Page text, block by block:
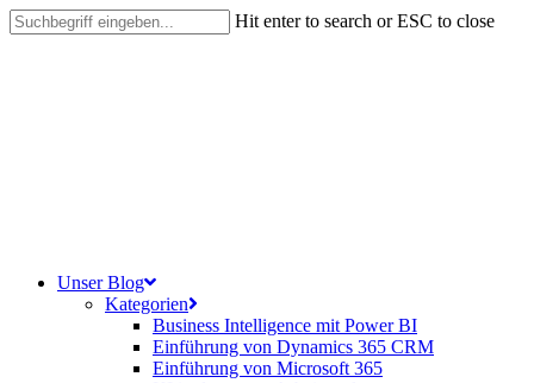
Skip
to
Hit enter to search or ESC to close
search
Menu
Unser Blog
Kategorien
Business Intelligence mit Power BI
Einführung von Dynamics 365 CRM
Einführung von Microsoft 365